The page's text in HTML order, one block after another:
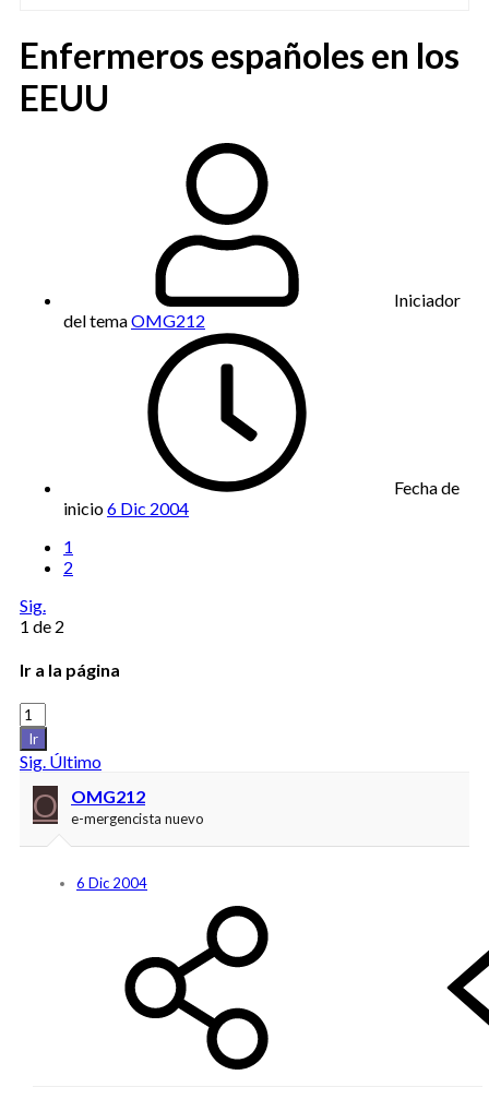
Enfermeros españoles en los
EEUU
Iniciador
del temaOMG212
Fecha de
inicio6 Dic 2004
1
2
Sig.
1 de 2
Ir a la página
Ir
Sig. Último
O OMG212
e-mergencista nuevo
6 Dic 2004